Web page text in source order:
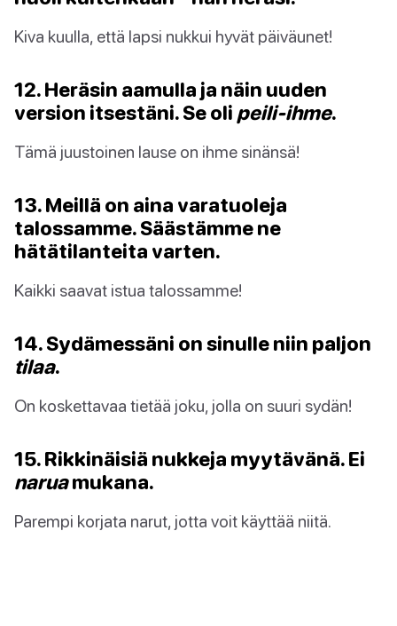
Kiva kuulla, että lapsi nukkui hyvät päiväunet!
12. Heräsin aamulla ja näin uuden
version itsestäni. Se oli peili-ihme.
Tämä juustoinen lause on ihme sinänsä!
13. Meillä on aina varatuoleja
talossamme. Säästämme ne
hätätilanteita varten.
Kaikki saavat istua talossamme!
14. Sydämessäni on sinulle niin paljon
tilaa.
On koskettavaa tietää joku, jolla on suuri sydän!
15. Rikkinäisiä nukkeja myytävänä. Ei
naruamukana.
Parempi korjata narut, jotta voit käyttää niitä.